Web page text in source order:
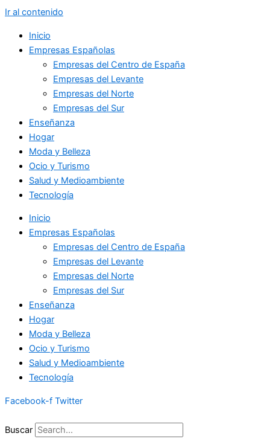
Ir al contenido
Inicio
Empresas Españolas
Empresas del Centro de España
Empresas del Levante
Empresas del Norte
Empresas del Sur
Enseñanza
Hogar
Moda y Belleza
Ocio y Turismo
Salud y Medioambiente
Tecnología
Inicio
Empresas Españolas
Empresas del Centro de España
Empresas del Levante
Empresas del Norte
Empresas del Sur
Enseñanza
Hogar
Moda y Belleza
Ocio y Turismo
Salud y Medioambiente
Tecnología
Facebook-f Twitter
Buscar